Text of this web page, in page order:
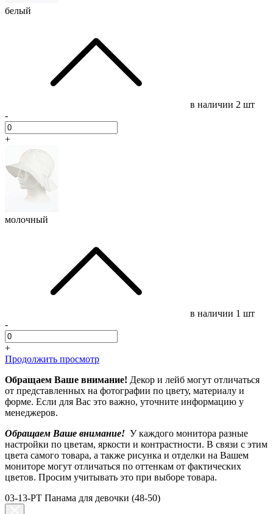
белый
в наличии 2 шт
-
+
молочный
в наличии 1 шт
-
+
Продолжить просмотр
Обращаем Ваше внимание! Декор и лейб могут отличаться
от представленных на фотографии по цвету, материалу и
форме. Если для Вас это важно, уточните информацию у
менеджеров.
Обращаем Ваше внимание! У каждого монитора разные
настройки по цветам, яркости и контрастности. В связи с этим
цвета самого товара, а также рисунка и отделки на Вашем
мониторе могут отличаться по оттенкам от фактических
цветов. Просим учитывать это при выборе товара.
03-13-PT Панама для девочки (48-50)